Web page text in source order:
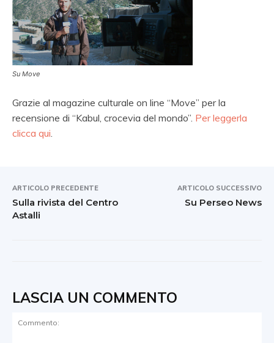
Su Move
Grazie al magazine culturale on line “Move” per la
recensione di “Kabul, crocevia del mondo”. Per leggerla
clicca qui
ARTICOLO PRECEDENTE
Sulla rivista del Centro
Astalli
ARTICOLO SUCCESSIVO
Su Perseo News
LASCIA UN COMMENTO